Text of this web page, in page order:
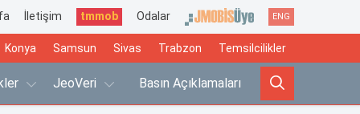
İletişim tmmob Odalar ENG
Konya Samsun Sivas Trabzon Temsilcilikler
Basın Açıklamaları
JeoVeri